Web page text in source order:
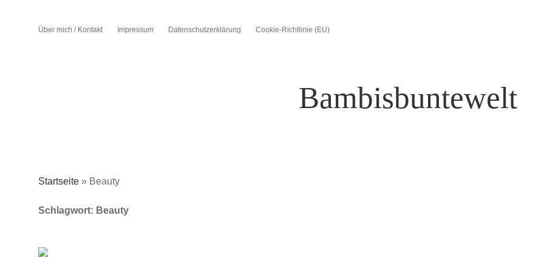
Über mich / Kontakt Impressum Datenschutzerklärung Cookie-Richtlinie (EU)
Bambisbuntewelt
Startseite » Beauty
Schlagwort: Beauty